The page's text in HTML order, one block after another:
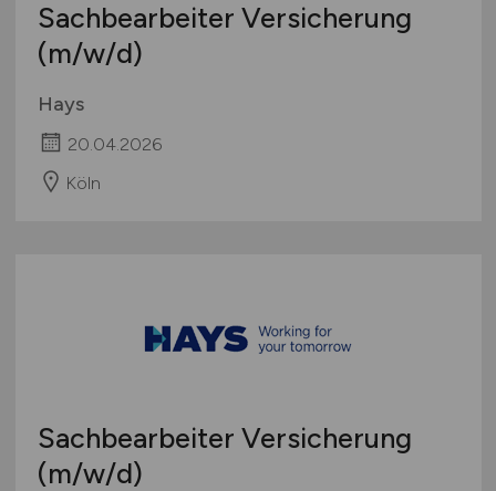
Sachbearbeiter Versicherung
(m/w/d)
Hays
20.04.2026
Köln
Sachbearbeiter Versicherung
(m/w/d)